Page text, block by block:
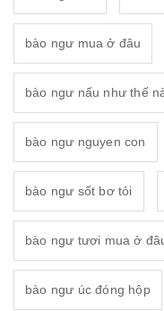
bào ngư mua ở đâu
bào ngư nấu như thế
bào ngư nguyen con
bào ngư sốt bơ tỏi
bào ngư tươi mua ở
bào ngư úc đóng hộp